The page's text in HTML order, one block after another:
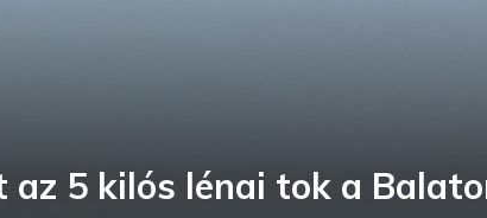
5 kilós lénai tok a